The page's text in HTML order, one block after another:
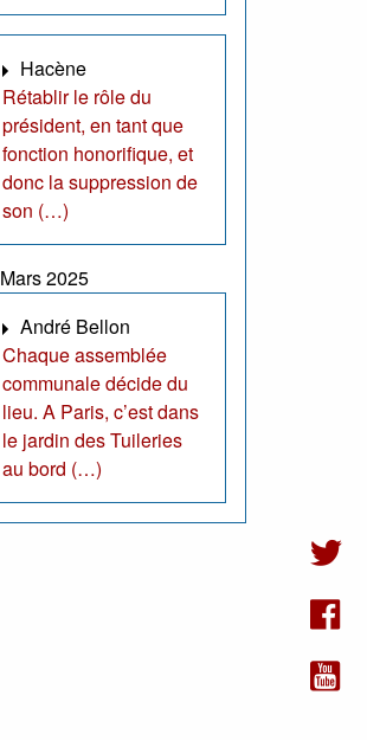
Hacène
Rétablir le rôle du
président, en tant que
fonction honorifique, et
donc la suppression de
son (…)
Mars 2025
André Bellon
Chaque assemblée
communale décide du
lieu. A Paris, c’est dans
le jardin des Tuileries
au bord (…)